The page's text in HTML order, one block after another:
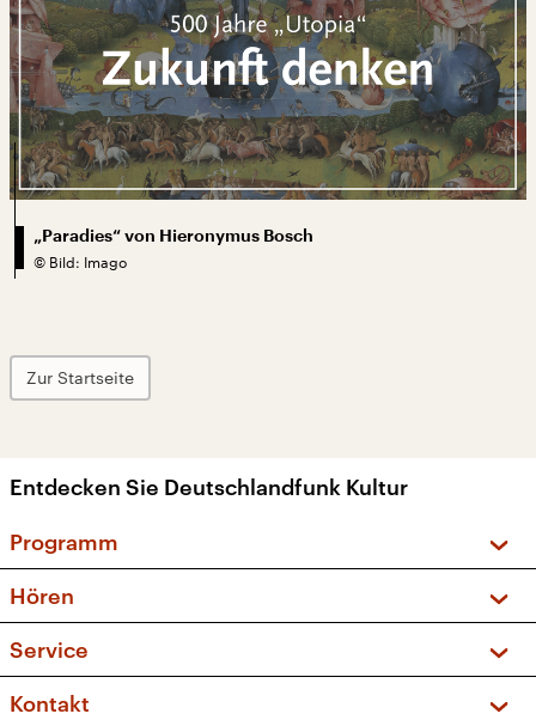
„Paradies“ von Hieronymus Bosch
© Bild: Imago
Zur Startseite
Entdecken Sie Deutschlandfunk Kultur
Programm
Sendungen und Podcasts
Musikliste
Kakadu – Das Kinderprogramm
Hören
Frequenzen (UKW + DAB+)
Service
FAQ
Kontakt